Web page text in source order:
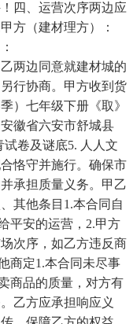
四、运营次序两边应
方（建材理方）：
乙两边同意就建材城的
行协商。甲方收到货
）七年级下册《取》
徽省六安市舒城县
试卷及谜底5. 人人文
恪守并施行。确保市
承担质量义务。甲乙
其他条目1.本合同自
平安的运营，2.甲方
次序，如乙方违反商
商定1.本合同未尽事
商品的质量，对方有
乙方应承担响应义